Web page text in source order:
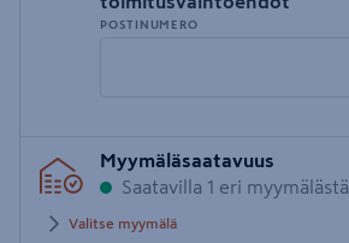
POSTINUMERO
postinumero
Myymäläsaatavuus
Saatavilla 1 eri myymälästä
Valitse myymälä